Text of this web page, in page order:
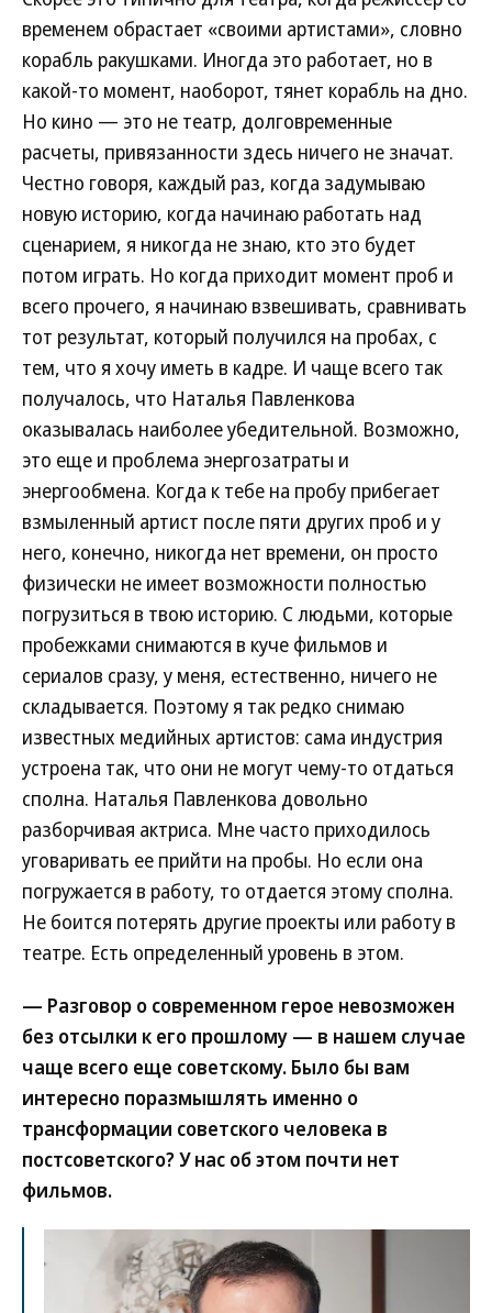
временем обрастает «своими артистами», словно
корабль ракушками. Иногда это работает, но в
какой-то момент, наоборот, тянет корабль на дно.
Но кино — это не театр, долговременные
расчеты, привязанности здесь ничего не значат.
Честно говоря, каждый раз, когда задумываю
новую историю, когда начинаю работать над
сценарием, я никогда не знаю, кто это будет
потом играть. Но когда приходит момент проб и
всего прочего, я начинаю взвешивать, сравнивать
тот результат, который получился на пробах, с
тем, что я хочу иметь в кадре. И чаще всего так
получалось, что Наталья Павленкова
оказывалась наиболее убедительной. Возможно,
это еще и проблема энергозатраты и
энергообмена. Когда к тебе на пробу прибегает
взмыленный артист после пяти других проб и у
него, конечно, никогда нет времени, он просто
физически не имеет возможности полностью
погрузиться в твою историю. С людьми, которые
пробежками снимаются в куче фильмов и
сериалов сразу, у меня, естественно, ничего не
складывается. Поэтому я так редко снимаю
известных медийных артистов: сама индустрия
устроена так, что они не могут чему-то отдаться
сполна. Наталья Павленкова довольно
разборчивая актриса. Мне часто приходилось
уговаривать ее прийти на пробы. Но если она
погружается в работу, то отдается этому сполна.
Не боится потерять другие проекты или работу в
театре. Есть определенный уровень в этом.
— Разговор о современном герое невозможен
без отсылки к его прошлому — в нашем случае
чаще всего еще советскому. Было бы вам
интересно поразмышлять именно о
трансформации советского человека в
постсоветского? У нас об этом почти нет
фильмов.